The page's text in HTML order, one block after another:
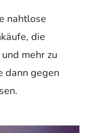
nahtlose
die
mehr zu
dann gegen